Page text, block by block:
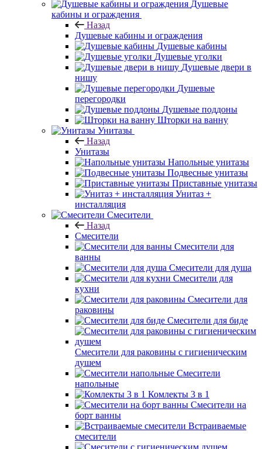
Душевые
кабины и ограждения
Назад
Душевые кабины и ограждения
Душевые кабины
Душевые уголки
Душевые двери в
нишу
Душевые
перегородки
Душевые поддоны
Шторки на ванну
Унитазы
Назад
Унитазы
Напольные унитазы
Подвесные унитазы
Приставные унитазы
Унитаз +
инсталляция
Смесители
Назад
Смесители
Смесители для
ванны
Смесители для душа
Смесители для
кухни
Смесители для
раковины
Смесители для биде
Смесители для раковины с гигиеническим
душем
Смесители
напольные
Комлекты 3 в 1
Смесители на
борт ванны
Встраиваемые
смесители